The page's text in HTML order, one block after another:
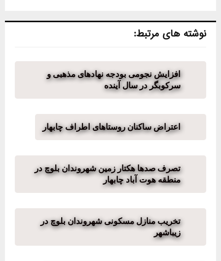
نوشته های مرتبط:
افزایش نجومی بودجه نهادهای مذهبی و
سرکوبگر در سال آینده
اعتراض ساکنان روستاهای اطراف چابهار
تصرف صدها هکتار زمین شهروندان بلوچ در
منطقه هوت آباد چابهار
تخریب منازل مسکونی شهروندان بلوچ در
زیباشهر